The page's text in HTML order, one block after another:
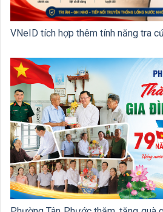
VNeID tích hợp thêm tính năng tra